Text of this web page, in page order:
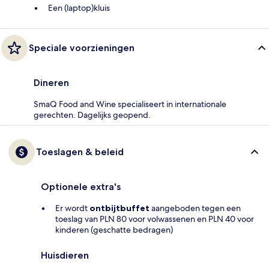
Een (laptop)kluis
Speciale voorzieningen
Dineren
SmaQ Food and Wine specialiseert in internationale
gerechten. Dagelijks geopend.
Toeslagen & beleid
Optionele extra's
Er wordt ontbijtbuffet aangeboden tegen een
toeslag van PLN 80 voor volwassenen en PLN 40 voor
kinderen (geschatte bedragen)
Huisdieren